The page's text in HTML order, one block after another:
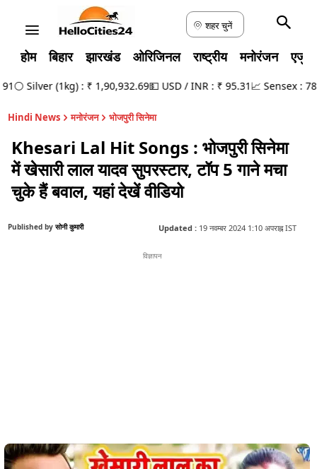
शहर चुनें
होम बिहार झारखंड ओरिजिनल राष्ट्रीय मनोरंजन
Silver (1kg) : ₹ 1,90,932.69💵 USD / INR : ₹ 95.31📈 Sensex :
Hindi News मनोरंजन भोजपुरी सिनेमा
Khesari Lal Hit Songs : भोजपुरी सिनेमा
में खेसारी लाल यादव सुपरस्टार, टॉप 5 गाने मचा
चुके हैं बवाल, यहां देखें वीडियो
Published by सोनी कुमारी Updated : 19 नवम्बर 2024 1:10 अपराह्न IST
विज्ञापन